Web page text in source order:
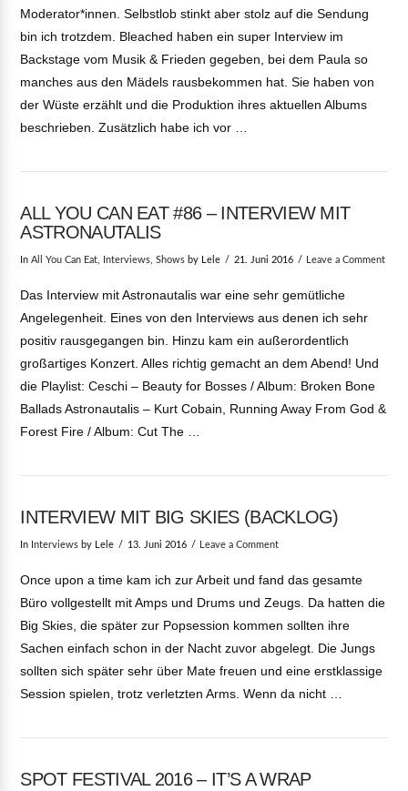
Moderator*innen. Selbstlob stinkt aber stolz auf die Sendung
bin ich trotzdem. Bleached haben ein super Interview im
Backstage vom Musik & Frieden gegeben, bei dem Paula so
manches aus den Mädels rausbekommen hat. Sie haben von
der Wüste erzählt und die Produktion ihres aktuellen Albums
beschrieben. Zusätzlich habe ich vor …
ALL YOU CAN EAT #86 – INTERVIEW MIT
ASTRONAUTALIS
InAll You Can Eat Interviews ,Shows by Lele 21. Juni 2016 Leave a Comment
Das Interview mit Astronautalis war eine sehr gemütliche
Angelegenheit. Eines von den Interviews aus denen ich sehr
positiv rausgegangen bin. Hinzu kam ein außerordentlich
großartiges Konzert. Alles richtig gemacht an dem Abend! Und
die Playlist: Ceschi – Beauty for Bosses / Album: Broken Bone
Ballads Astronautalis – Kurt Cobain, Running Away From God &
Forest Fire / Album: Cut The …
INTERVIEW MIT BIG SKIES (BACKLOG)
In Interviews by Lele 13. Juni 2016 Leave a Comment
Once upon a time kam ich zur Arbeit und fand das gesamte
Büro vollgestellt mit Amps und Drums und Zeugs. Da hatten die
Big Skies, die später zur Popsession kommen sollten ihre
Sachen einfach schon in der Nacht zuvor abgelegt. Die Jungs
sollten sich später sehr über Mate freuen und eine erstklassige
Session spielen, trotz verletzten Arms. Wenn da nicht …
SPOT FESTIVAL 2016 – IT’S A WRAP